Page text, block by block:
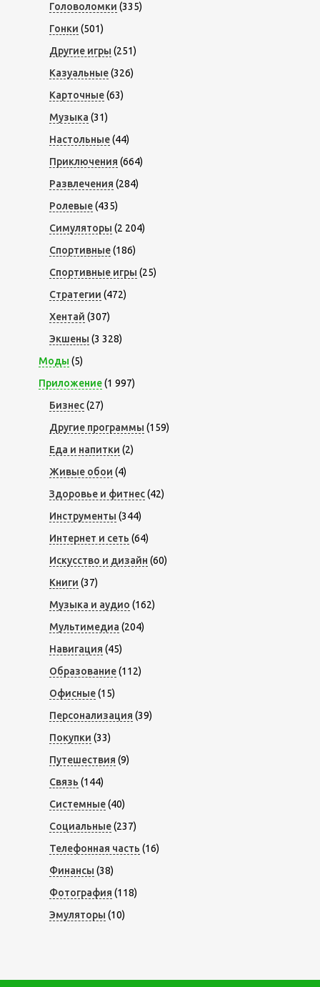
Головоломки (335)
Гонки (501)
Другие игры (251)
Казуальные(326)
Карточные(63)
Музыка (31)
Настольные(44)
Приключения (664)
Развлечения (284)
Ролевые(435)
Симуляторы (2 204)
Спортивные(186)
Спортивные игры (25)
Стратегии (472)
Хентай (307)
Экшены (3 328)
Моды (5)
Приложение(1 997)
Бизнес(27)
Другие программы (159)
Еда и напитки (2)
Живые обои (4)
Здоровье и фитнес(42)
Инструменты (344)
Интернет и сеть (64)
Искусство и дизайн (60)
Книги (37)
Музыка и аудио (162)
Мультимедиа (204)
Навигация (45)
Образование(112)
Офисные(15)
Персонализация (39)
Покупки (33)
Путешествия (9)
Связь (144)
Системные(40)
Социальные(237)
Телефонная часть (16)
Финансы (38)
Фотография (118)
Эмуляторы (10)